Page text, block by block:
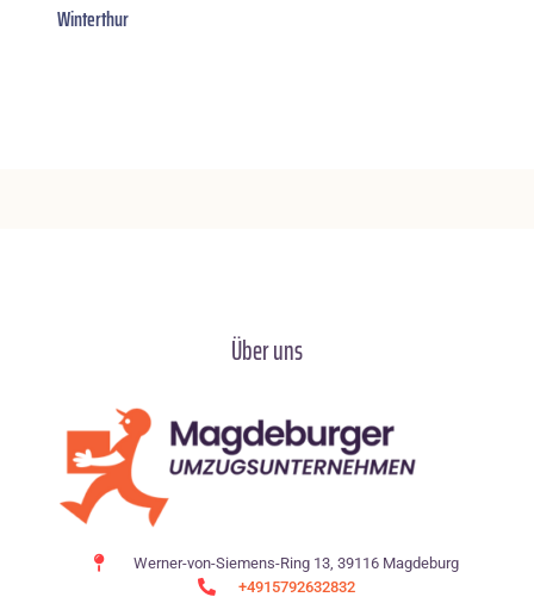
Winterthur
Über uns
Werner-von-Siemens-Ring 13, 39116 Magdeburg
+4915792632832